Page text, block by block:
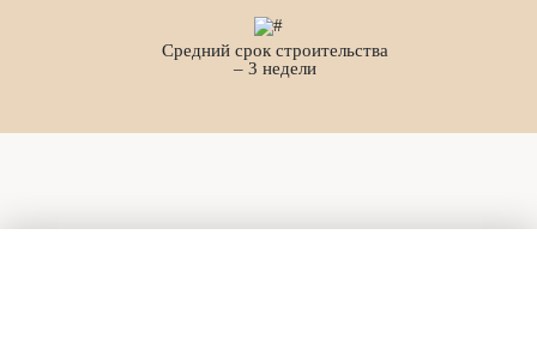
Средний срок строительства
– 3 недели